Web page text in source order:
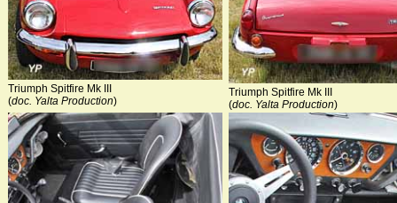
Triumph Spitfire Mk III
(doc. Yalta Production)
Triumph Spitfire Mk III
(doc. Yalta Production)